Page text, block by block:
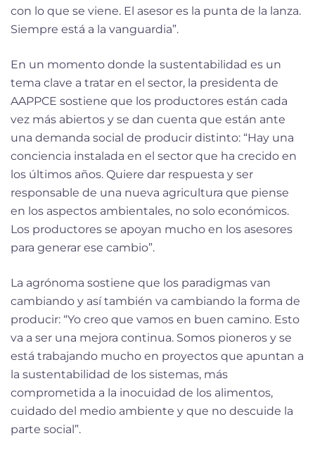
con lo que se viene. El asesor es la punta de la lanza.
Siempre está a la vanguardia”.
En un momento donde la sustentabilidad es un
tema clave a tratar en el sector, la presidenta de
AAPPCE sostiene que los productores están cada
vez más abiertos y se dan cuenta que están ante
una demanda social de producir distinto: “Hay una
conciencia instalada en el sector que ha crecido en
los últimos años. Quiere dar respuesta y ser
responsable de una nueva agricultura que piense
en los aspectos ambientales, no solo económicos.
Los productores se apoyan mucho en los asesores
para generar ese cambio”.
La agrónoma sostiene que los paradigmas van
cambiando y así también va cambiando la forma de
producir: “Yo creo que vamos en buen camino. Esto
va a ser una mejora continua. Somos pioneros y se
está trabajando mucho en proyectos que apuntan a
la sustentabilidad de los sistemas, más
comprometida a la inocuidad de los alimentos,
cuidado del medio ambiente y que no descuide la
parte social”.